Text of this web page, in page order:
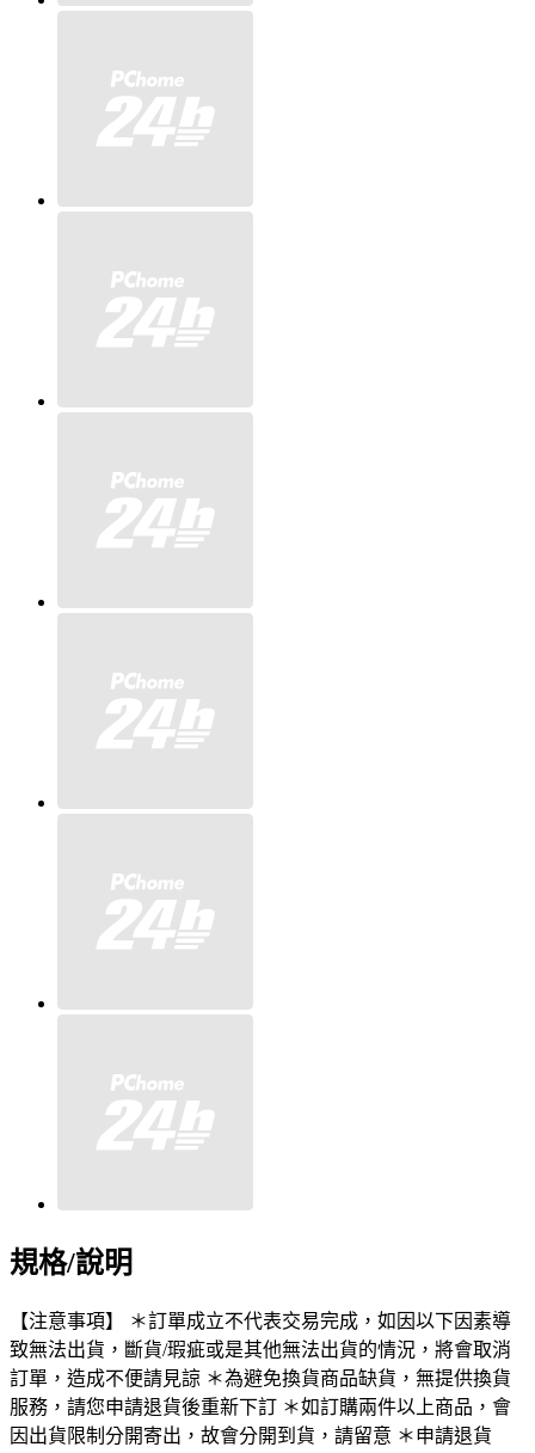
規格/說明
【注意事項】 ＊訂單成立不代表交易完成，如因以下因素導
致無法出貨，斷貨/瑕疵或是其他無法出貨的情況，將會取消
訂單，造成不便請見諒 ＊為避免換貨商品缺貨，無提供換貨
服務，請您申請退貨後重新下訂 ＊如訂購兩件以上商品，會
因出貨限制分開寄出，故會分開到貨，請留意 ＊申請退貨